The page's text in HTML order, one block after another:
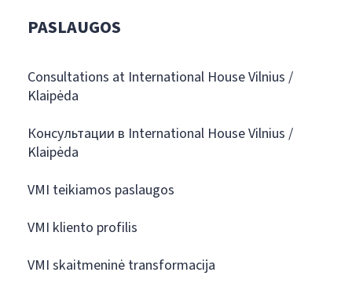
PASLAUGOS
Consultations at International House Vilnius /
Klaipėda
Консультации в International House Vilnius /
Klaipėda
VMI teikiamos paslaugos
VMI kliento profilis
VMI skaitmeninė transformacija